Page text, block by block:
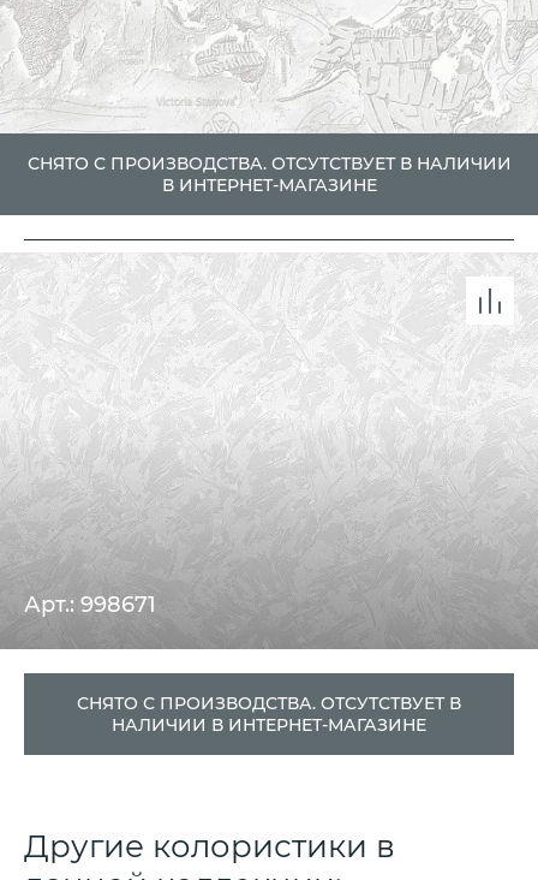
СНЯТО С ПРОИЗВОДСТВА. ОТСУТСТВУЕТ В НАЛИЧИИ
В ИНТЕРНЕТ-МАГАЗИНЕ
Арт.: 998671
СНЯТО С ПРОИЗВОДСТВА. ОТСУТСТВУЕТ В
НАЛИЧИИ В ИНТЕРНЕТ-МАГАЗИНЕ
Другие колористики в